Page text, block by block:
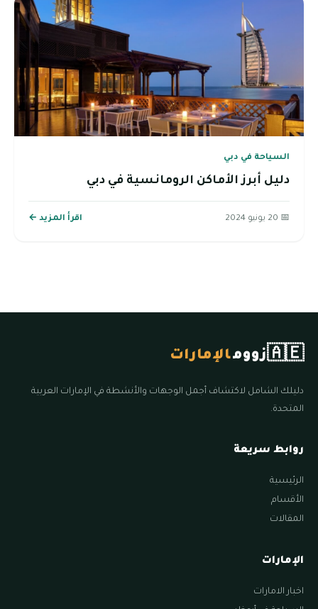
السياحة في دبي
دليل أبرز الأماكن الرومانسية في دبي
📅 20 يونيو 2024 اقرأ المزيد ←
🇦🇪زوومالإمارات
دليلك الشامل لاكتشاف أجمل الوجهات والأنشطة في الإمارات العربية
المتحدة.
روابط سريعة
الرئيسية
الأقسام
المقالات
الإمارات
اخبار الامارات